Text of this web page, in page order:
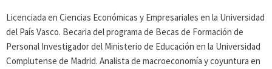
Licenciada en Ciencias Económicas y Empresariales en la Universidad
del País Vasco. Becaria del programa de Becas de Formación de
Personal Investigador del Ministerio de Educación en la Universidad
Complutense de Madrid. Analista de macroeconomía y coyuntura en